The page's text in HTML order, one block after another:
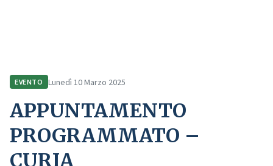
EVENTO Lunedì 10 Marzo 2025
APPUNTAMENTO
PROGRAMMATO –
CURIA